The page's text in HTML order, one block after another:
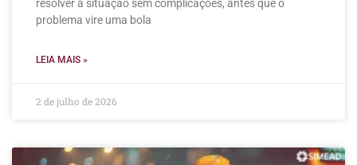
resolver a situação sem complicações, antes que o
problema vire uma bola
LEIA MAIS »
2 de julho de 2026